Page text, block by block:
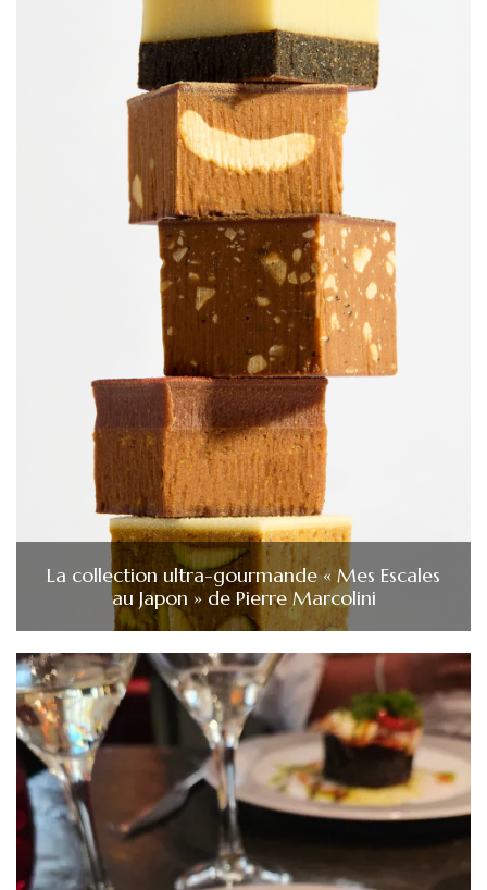
La collection ultra-gourmande « Mes Escales
au Japon » de Pierre Marcolini